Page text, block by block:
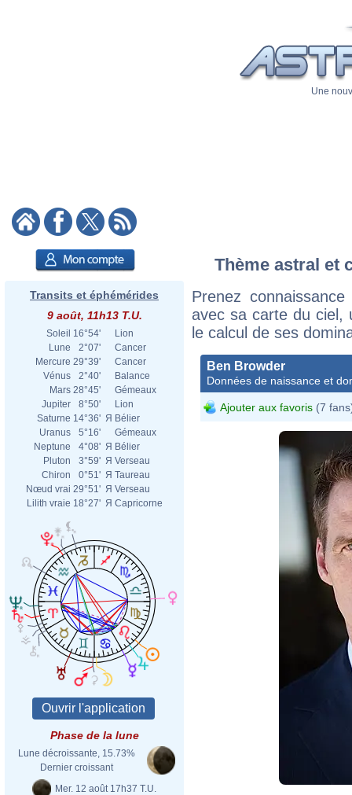
Une
Transits et éphémérides
9 août, 11h13 T.U.
Soleil 16°54'
Lion
Lune
2°07'
Cancer
Mercure 29°39'
Cancer
Vénus
2°40'
Balance
Mars 28°45'
Gémeaux
Jupiter
8°50'
Lion
Saturne 14°36' Я Bélier
Uranus
5°16'
Gémeaux
Neptune
4°08' Я Bélier
Pluton
3°59' Я Verseau
Chiron
0°51' Я Taureau
Nœud vrai 29°51' Я Verseau
Lilith vraie 18°27' Я Capricorne
Phase de la lune
Lune décroissante, 15.73%
Dernier croissant
Mer. 12 août 17h37 T.U.
Thème astral et
Prenez
avec sa carte du ciel,
le calcul de ses
Ben Browder
Données de naissance et
Ajouter aux favoris (7